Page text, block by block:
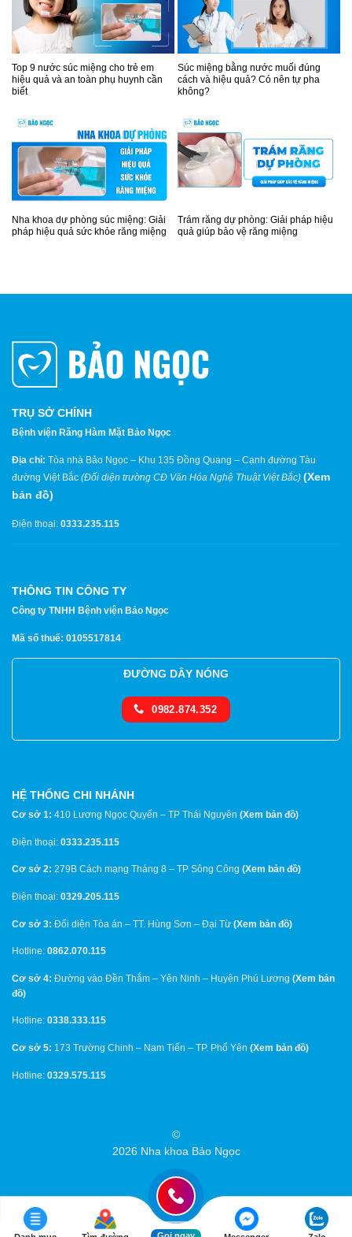
Top 9 nước súc miệng cho trẻ em
hiệu quả và an toàn phụ huynh cần
biết
Súc miệng bằng nước muối đúng
cách và hiệu quả? Có nên tự pha
không?
Nha khoa dự phòng súc miệng: Giải
pháp hiệu quả sức khỏe răng miệng
Trám răng dự phòng: Giải pháp hiệu
quả giúp bảo vệ răng miệng
TRỤ SỞ CHÍNH
Bệnh viện Răng Hàm Mặt Bảo Ngọc
Địa chỉ: Tòa nhà Bảo Ngọc – Khu 135 Đồng Quang – Cạnh đường Tàu
đường Việt Bắc (Đối diện trường CĐ Văn Hóa Nghệ Thuật Việt Bắc) (Xem
bản đồ)
Điện thoại: 0333.235.115
THÔNG TIN CÔNG TY
Công ty TNHH Bệnh viện Bảo Ngọc
Mã số thuế: 0105517814
ĐƯỜNG DÂY NÓNG
0982.874.352
HỆ THỐNG CHI NHÁNH
Cơ sở 1: 410 Lương Ngọc Quyến – TP Thái Nguyên (Xem bản đồ)
Điện thoại: 0333.235.115
Cơ sở 2: 279B Cách mạng Tháng 8 – TP Sông Công (Xem bản đồ)
Điện thoại: 0329.205.115
Cơ sở 3: Đối diện Tòa án – TT. Hùng Sơn – Đại Từ (Xem bản đồ)
Hotline: 0862.070.115
Cơ sở 4: Đường vào Đền Thắm – Yên Ninh – Huyện Phú Lương (Xem bản
đồ)
Hotline: 0338.333.115
Cơ sở 5: 173 Trường Chinh – Nam Tiến – TP. Phổ Yên (Xem bản đồ)
Hotline: 0329.575.115
©
2026 Nha khoa Bảo Ngọc